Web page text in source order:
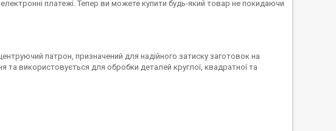
електронні платежі. Тепер ви можете купити будь-який товар не покидаючи
патрон, призначений для надійного затиску заготовок на
та використовується для обробки деталей круглої, квадратної та